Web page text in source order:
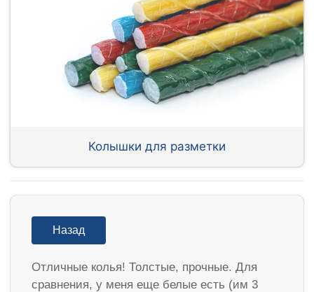
Колышки для разметки
Назад
Отличные колья! Толстые, прочные. Для
сравнения, у меня еще белые есть (им 3